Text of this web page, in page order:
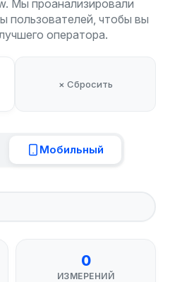
Мы проанализировали
пользователей, чтобы вы
оператора.
× Сбросить
Мобильный
0
ИЗМЕРЕНИЙ